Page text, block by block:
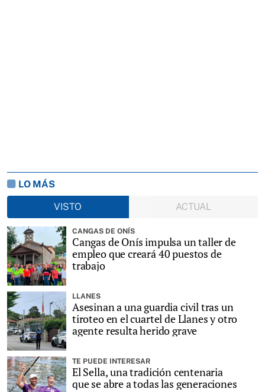
LO MÁS
VISTO
ACTUAL
CANGAS DE ONÍS
Cangas de Onís impulsa un taller de
empleo que creará 40 puestos de
trabajo
LLANES
Asesinan a una guardia civil tras un
tiroteo en el cuartel de Llanes y otro
agente resulta herido grave
TE PUEDE INTERESAR
El Sella, una tradición centenaria
que se abre a todas las generaciones